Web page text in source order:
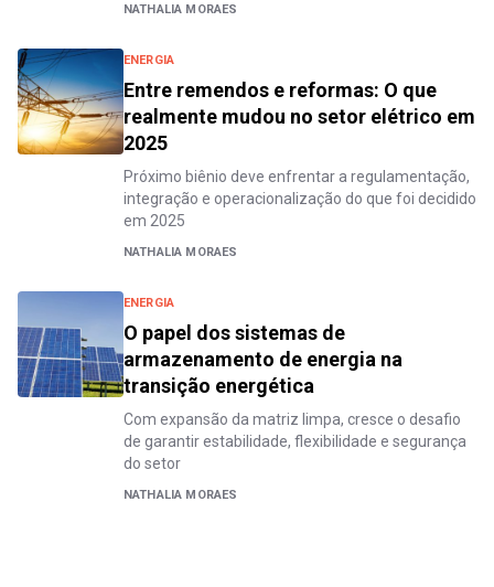
NATHALIA MORAES
ENERGIA
Entre remendos e reformas: O que
realmente mudou no setor elétrico em
2025
Próximo biênio deve enfrentar a regulamentação,
integração e operacionalização do que foi decidido
em 2025
NATHALIA MORAES
ENERGIA
O papel dos sistemas de
armazenamento de energia na
transição energética
Com expansão da matriz limpa, cresce o desafio
de garantir estabilidade, flexibilidade e segurança
do setor
NATHALIA MORAES